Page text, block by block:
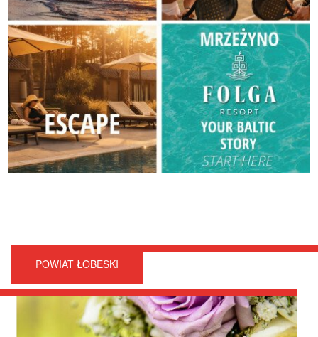
POWIAT ŁOBESKI